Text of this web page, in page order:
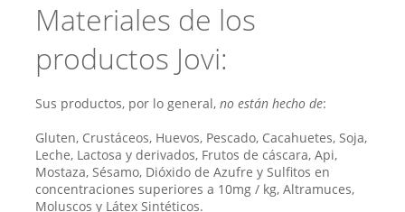
Materiales de los
productos Jovi:
Sus productos, por lo general, no están hecho de:
Gluten, Crustáceos, Huevos, Pescado, Cacahuetes, Soja,
Leche, Lactosa y derivados, Frutos de cáscara, Api,
Mostaza, Sésamo, Dióxido de Azufre y Sulfitos en
concentraciones superiores a 10mg / kg, Altramuces,
Moluscos y Látex Sintéticos.